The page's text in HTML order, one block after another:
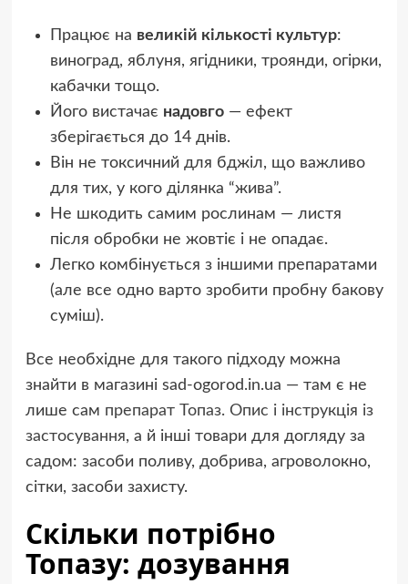
Працює на великій кількості культур:
виноград, яблуня, ягідники, троянди, огірки,
кабачки тощо.
Його вистачає надовго— ефект
зберігається до 14 днів.
Він не токсичний для бджіл, що важливо
для тих, у кого ділянка “жива”.
Не шкодить самим рослинам — листя
після обробки не жовтіє і не опадає.
Легко комбінується з іншими препаратами
(але все одно варто зробити пробну бакову
суміш).
Все необхідне для такого підходу можна
знайти в магазині sad-ogorod.in.ua — там є не
лише сам препарат Топаз. Опис і інструкція із
застосування, а й інші товари для догляду за
садом: засоби поливу, добрива, агроволокно,
сітки, засоби захисту.
Скільки потрібно
Топазу: дозування